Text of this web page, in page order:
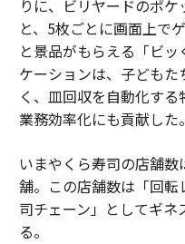
りに、ビリヤードのポ
と、5枚ごとに画面上で
と景品がもらえる「ビ
ケーションは、子ども
く、皿回収を自動化す
業務効率化にも貢献した。
いまやくら寿司の店舗
舗。この店舗数は「回
司チェーン」としてギ
る。